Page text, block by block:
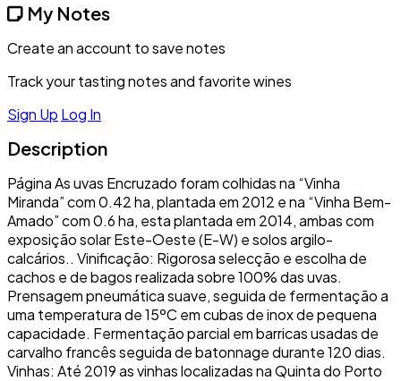
My Notes
Create an account to save notes
Track your tasting notes and favorite wines
Sign Up Log In
Description
Página As uvas Encruzado foram colhidas na “Vinha
Miranda” com 0.42 ha, plantada em 2012 e na “Vinha Bem-
Amado” com 0.6 ha, esta plantada em 2014, ambas com
exposição solar Este-Oeste (E-W) e solos argilo-
calcários.. Vinificação: Rigorosa selecção e escolha de
cachos e de bagos realizada sobre 100% das uvas.
Prensagem pneumática suave, seguida de fermentação a
uma temperatura de 15ºC em cubas de inox de pequena
capacidade. Fermentação parcial em barricas usadas de
carvalho francês seguida de batonnage durante 120 dias.
Vinhas: Até 2019 as vinhas localizadas na Quinta do Porto